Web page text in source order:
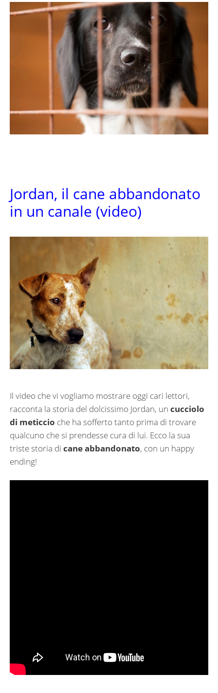
Jordan, il cane abbandonato
in un canale (video)
Il video che vi vogliamo mostrare oggi cari lettori,
racconta la storia del dolcissimo Jordan, un cucciolo
di meticcio che ha sofferto tanto prima di trovare
qualcuno che si prendesse cura di lui. Ecco la sua
triste storia di cane abbandonato, con un happy
ending!